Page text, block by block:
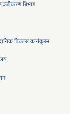
बिभाग
विकास कार्यक्रम